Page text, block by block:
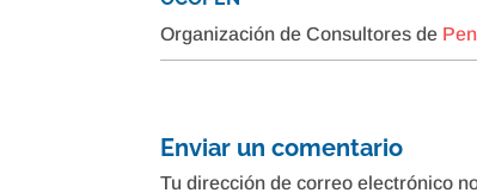
Organización de Consultores de
Enviar un comentario
Tu dirección de correo electrónico